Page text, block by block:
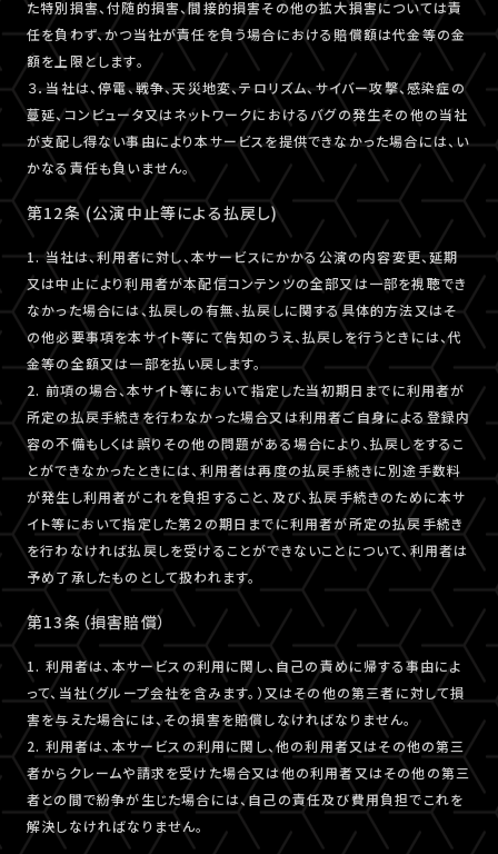
た特別損害、付随的損害、間接的損害その他の拡大損害については責
任を負わず、かつ当社が責任を負う場合における賠償額は代金等の金
額を上限とします。
３．当社は、停電、戦争、天災地変、テロリズム、サイバー攻撃、感染症の
蔓延、コンピュータ又はネットワークにおけるバグの発生その他の当社
が支配し得ない事由により本サービスを提供できなかった場合には、い
かなる責任も負いません。
第12条 (公演中止等による払戻し)
1. 当社は、利用者に対し、本サービスにかかる公演の内容変更、延期
又は中止により利用者が本配信コンテンツの全部又は一部を視聴でき
なかった場合には、払戻しの有無、払戻しに関する具体的方法又はそ
の他必要事項を本サイト等にて告知のうえ、払戻しを行うときには、代
金等の全額又は一部を払い戻します。
2. 前項の場合、本サイト等において指定した当初期日までに利用者が
所定の払戻手続きを行わなかった場合又は利用者ご自身による登録内
容の不備もしくは誤りその他の問題がある場合により、払戻しをするこ
とができなかったときには、利用者は再度の払戻手続きに別途手数料
が発生し利用者がこれを負担すること、及び、払戻手続きのために本サ
イト等において指定した第２の期日までに利用者が所定の払戻手続き
を行わなければ払戻しを受けることができないことについて、利用者は
予め了承したものとして扱われます。
第13条（損害賠償）
1. 利用者は、本サービスの利用に関し、自己の責めに帰する事由によ
って、当社（グループ会社を含みます。）又はその他の第三者に対して損
害を与えた場合には、その損害を賠償しなければなりません。
2. 利用者は、本サービスの利用に関し、他の利用者又はその他の第三
者からクレームや請求を受けた場合又は他の利用者又はその他の第三
者との間で紛争が生じた場合には、自己の責任及び費用負担でこれを
解決しなければなりません。